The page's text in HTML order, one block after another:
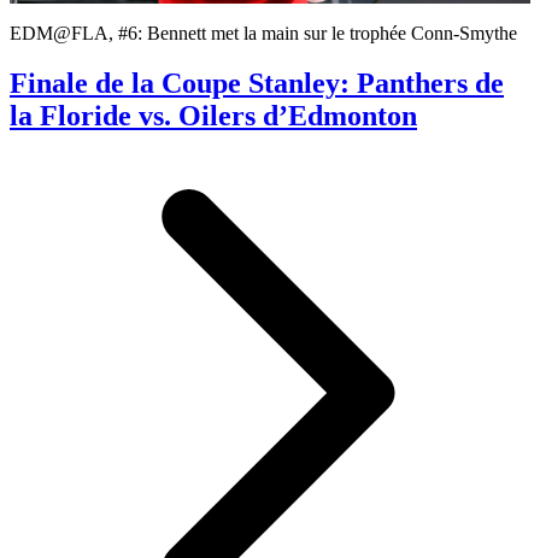
Video
EDM@FLA, #6: Bennett met la main sur le trophée Conn-Smythe
Finale de la Coupe Stanley: Panthers de
la Floride vs. Oilers d’Edmonton